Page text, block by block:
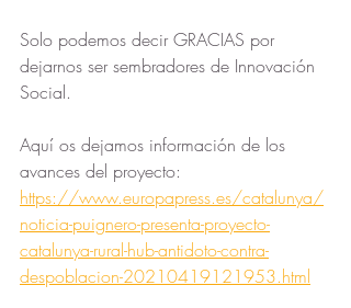
Solo podemos decir GRACIAS por
dejarnos ser sembradores de Innovación
Social.
Aquí os dejamos información de los
avances del proyecto:
https://www.europapress.es/catalunya/
noticia-puignero-presenta-proyecto-
catalunya-rural-hub-antidoto-contra-
despoblacion-20210419121953.html